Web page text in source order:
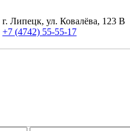
г. Липецк, ул. Ковалёва, 123 В
+7 (4742) 55-55-17